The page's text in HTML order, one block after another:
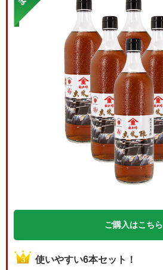
ご購入はこちら
使いやすい6本セット！